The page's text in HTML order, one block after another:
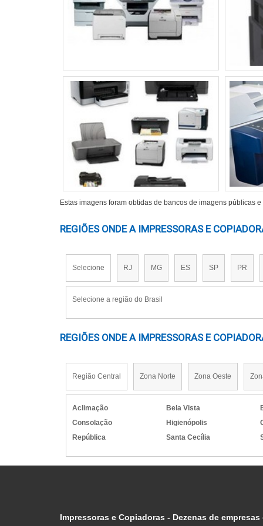
Cerâmica
Metal
Papel tratado
A durabilidade é um aspecto crítico na
fatores externos, como luz e umidade. As
superior, se comparadas a outros
consideração importante, pois produtos
intenso. Além disso, é vital analisar a
podem comprometer a impressão.
A vibrância das cores é igualmente
avaliada, assim como a calibração da
CUSTOS OPERACIONAIS E
considerados. Diferentes elementos
COMPARAÇÃO COM OUTRAS
A impressão sublimática se destaca em
digital pode ter custos iniciais mais
especialmente em materiais como
Custo Inicial da Impressora Alto
Estas imagens foram obtidas de bancos de imagens públicas
REGIÕES ONDE A IMPRESSORAS E
Selecione RJ MG ES SP PR
Selecione a região do Brasil
REGIÕES ONDE A IMPRESSORAS E
Região Central Zona Norte Zona Oeste
Aclimação Bela Vista
Consolação
Higienópolis
República
Santa Cecília
Impressoras e Copiadoras - Dezenas de